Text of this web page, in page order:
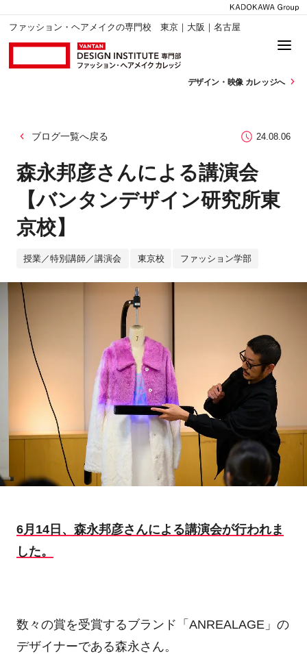
ファッション・ヘアメイクの専門校 東京｜大阪｜名古屋
デザイン・ 映像 カレッジへ
ブログ一覧へ戻る 24.08.06
森永邦彦さんによる講演会
【バンタンデザイン研究所東
京校】
授業／特別講師／講演会 東京校 ファッション学部
6月14日、森永邦彦さんによる講演会が行われま
した。
数々の賞を受賞するブランド「ANREALAGE」の
デザイナーである森永さん。